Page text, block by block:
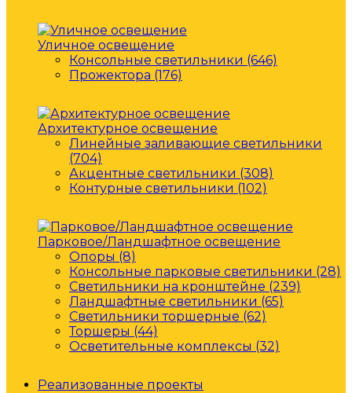
Уличное освещение
Консольные светильники (646)
Прожектора (176)
Архитектурное освещение
Линейные заливающие светильники
(704)
Акцентные светильники (308)
Контурные светильники (102)
Парковое/Ландшафтное освещение
Опоры (8)
Консольные парковые светильники (28)
Светильники на кронштейне (239)
Ландшафтные светильники (65)
Светильники торшерные (62)
Торшеры (44)
Осветительные комплексы (32)
Реализованные проекты